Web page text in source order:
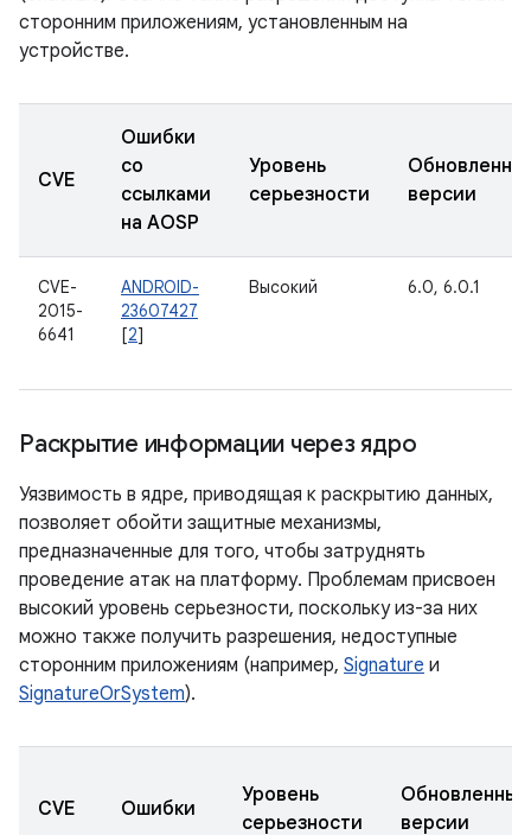
сторонним приложениям, установленным на
устройстве.
CVE
Ошибки
со
ссылками
на AOSP
Уровень
серьезности
версии
CVE-
2015-
6641
ANDROID-
23607427
[2]
Высокий 6.0, 6.0.1
Раскрытие информации через ядро
Уязвимость в ядре, приводящая к раскрытию данных,
позволяет обойти защитные механизмы,
предназначенные для того, чтобы затруднять
проведение атак на платформу. Проблемам присвоен
высокий уровень серьезности, поскольку из-за них
можно также получить разрешения, недоступные
сторонним приложениям (например, Signature и
SignatureOrSystem).
CVE Ошибки
Уровень
серьезности
Обновленные
версии